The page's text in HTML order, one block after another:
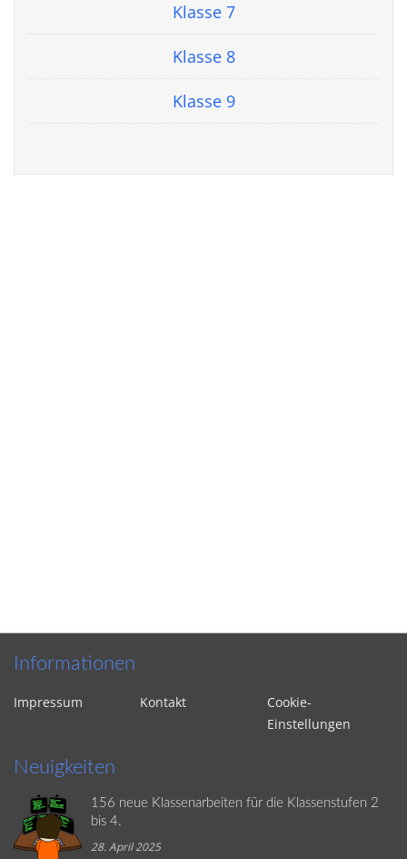
Klasse 7
Klasse 8
Klasse 9
Informationen
Impressum Kontakt
Cookie-
Einstellungen
Neuigkeiten
156 neue Klassenarbeiten für die Klassenstufen 2
bis 4.
28. April 2025